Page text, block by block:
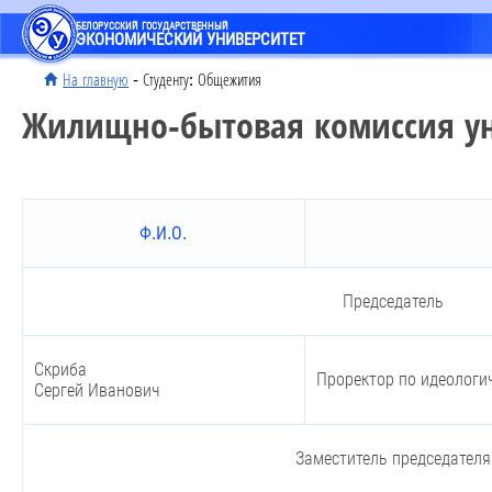
БЕЛОРУССКИЙ ГОСУДАРСТВЕННЫЙ
ЭКОНОМИЧЕСКИЙ УНИВЕРСИТЕТ
На главную - Студенту: Общежития
Жилищно-бытовая комиссия
Ф.И.О.
Председатель
Скриба
Сергей Иванович
Проректор по
Заместитель председателя